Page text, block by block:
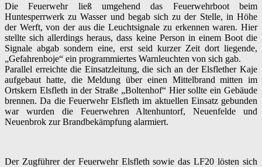
Die Feuerwehr ließ umgehend das Feuerwehrboot beim
Huntesperrwerk zu Wasser und begab sich zu der Stelle, in Höhe
der Werft, von der aus die Leuchtsignale zu erkennen waren. Hier
stellte sich allerdings heraus, dass keine Person in einem Boot die
Signale abgab sondern eine, erst seid kurzer Zeit dort liegende,
„Gefahrenboje“ ein programmiertes Warnleuchten von sich gab.
Parallel erreichte die Einsatzleitung, die sich an der Elsflether Kaje
aufgebaut hatte, die Meldung über einen Mittelbrand mitten im
Ortskern Elsfleth in der Straße „Boltenhof“ Hier sollte ein Gebäude
brennen. Da die Feuerwehr Elsfleth im aktuellen Einsatz gebunden
war wurden die Feuerwehren Altenhuntorf, Neuenfelde und
Neuenbrok zur Brandbekämpfung alarmiert.
Der Zugführer der Feuerwehr Elsfleth sowie das LF20 lösten sich